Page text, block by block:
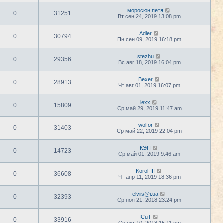
0 31251
моросюн петя
Вт сен 24, 2019 13:08 pm
0 30794
Adler
Пн сен 09, 2019 16:18 pm
0 29356
stezhu
Вс авг 18, 2019 16:04 pm
0 28913
Bexer
Чт авг 01, 2019 16:07 pm
0 15809
lexx
Ср май 29, 2019 11:47 am
0 31403
wolfor
Ср май 22, 2019 22:04 pm
0 14723
КЭП
Ср май 01, 2019 9:46 am
0 36608
Korol-III
Чт апр 11, 2019 18:36 pm
0 32393
elviis@i.ua
Ср ноя 21, 2018 23:24 pm
0 33916
ICuT